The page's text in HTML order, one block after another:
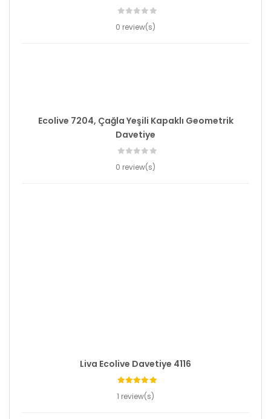
0 review(s)
Ecolive 7204, Çağla Yeşili Kapaklı Geometrik
Davetiye
0 review(s)
Liva Ecolive Davetiye 4116
1 review(s)